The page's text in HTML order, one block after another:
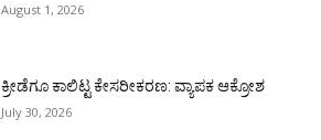
August 1, 2026
ಕ್ರೀಡೆಗೂ ಕಾಲಿಟ್ಟ ಕೇಸರೀಕರಣ: ವ್ಯಾಪಕ ಆಕ್ರೋಶ
July 30, 2026